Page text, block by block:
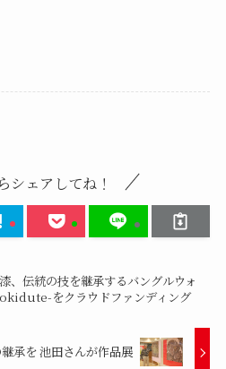
シェアしてね！
、伝統の技を継承するバングルウォ
をクラウドファンディング
承を 池田さんが作品展